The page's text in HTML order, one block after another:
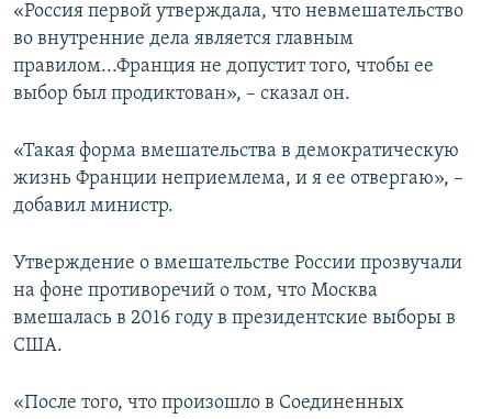
«Россия первой утверждала, что невмешательство
во внутренние дела является главным
правилом...Франция не допустит того, чтобы ее
выбор был продиктован», – сказал он.
«Такая форма вмешательства в демократическую
жизнь Франции неприемлема, и я ее отвергаю», –
добавил министр.
Утверждение о вмешательстве России прозвучали
на фоне противоречий о том, что Москва
вмешалась в 2016 году в президентские выборы в
США.
«После того, что произошло в Соединенных